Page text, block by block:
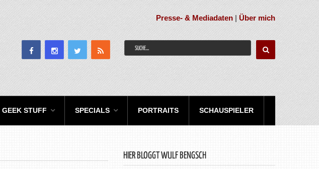
Presse- & Mediadaten |Über mich
GEEK STUFF SPECIALS PORTRAITS SCHAUSPIELER
HIER BLOGGT WULF BENGSCH